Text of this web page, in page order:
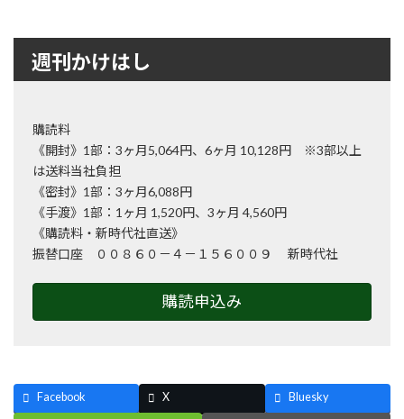
週刊かけはし
購読料
《開封》1部：3ヶ月5,064円、6ヶ月 10,128円 ※3部以上
は送料当社負担
《密封》1部：3ヶ月6,088円
《手渡》1部：1ヶ月 1,520円、3ヶ月 4,560円
《購読料・新時代社直送》
振替口座 ００８６０－４－１５６００９ 新時代社
購読申込み
Facebook X Bluesky